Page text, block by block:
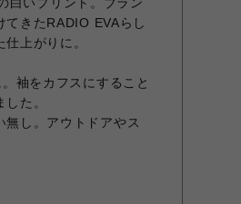
てきたRADIO EVAらし
上がりに。
袖をカフスにすること
た。
し。アウトドアやス